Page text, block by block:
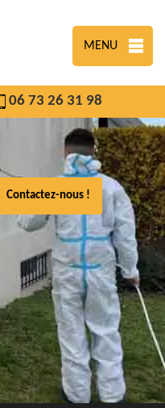
MENU
06 73 26 31 98
Contactez-nous !